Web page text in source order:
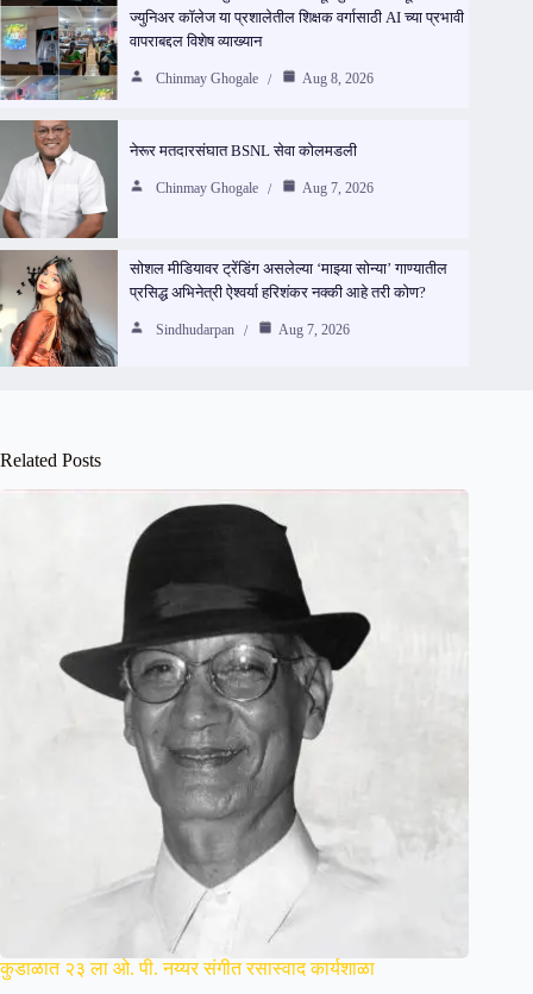
ज्युनिअर कॉलेज या प्रशालेतील शिक्षक वर्गासाठी AI च्या प्रभावी
वापराबद्दल विशेष व्याख्यान
Chinmay Ghogale Aug 8, 2026
नेरूर मतदारसंघात BSNL सेवा कोलमडली
Chinmay Ghogale Aug 7, 2026
सोशल मीडियावर ट्रेंडिंग असलेल्या ‘माझ्या सोन्या’ गाण्यातील
प्रसिद्ध अभिनेत्री ऐश्वर्या हरिशंकर नक्की आहे तरी कोण?
Sindhudarpan Aug 7, 2026
Related Posts
कुडाळात २३ ला ओ. पी. नय्यर संगीत रसास्वाद कार्यशाळा